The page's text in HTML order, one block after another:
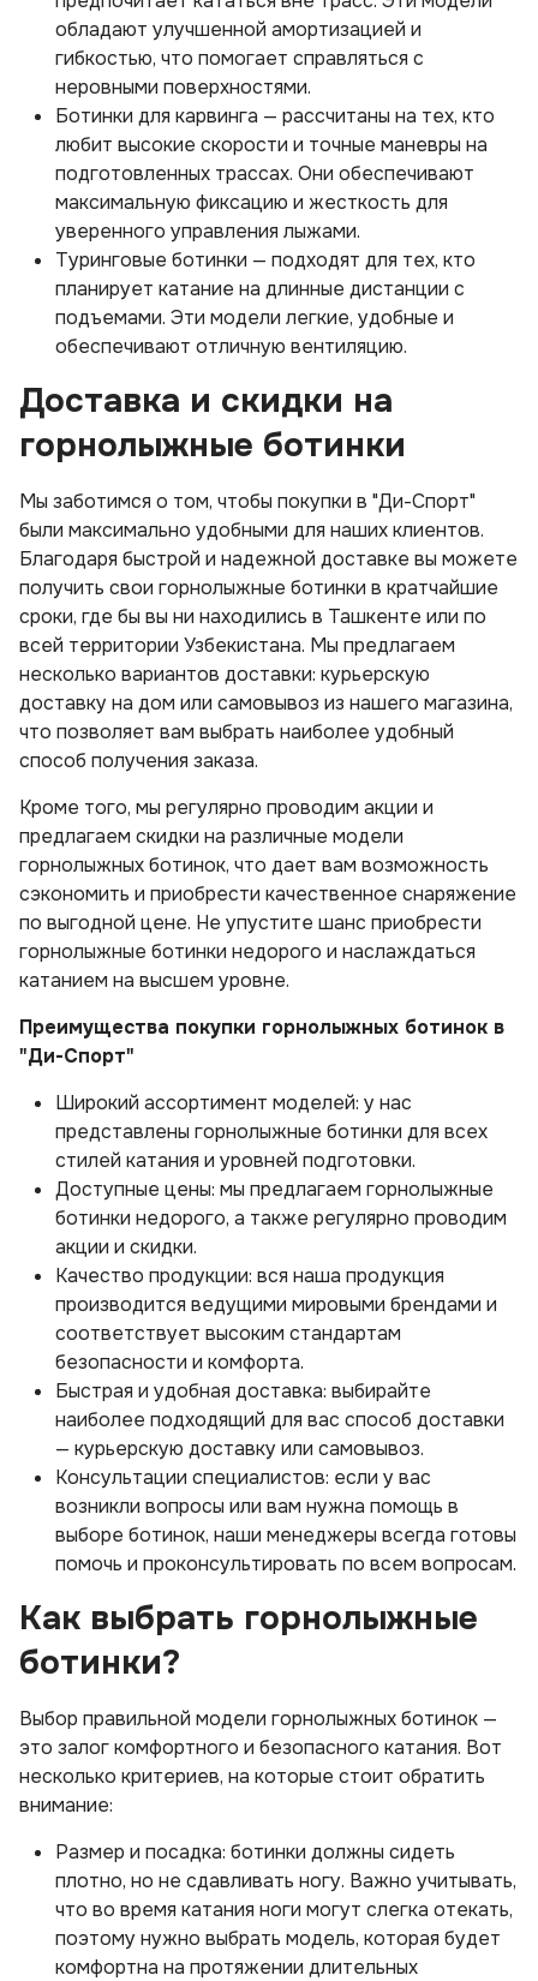
обладают улучшенной амортизацией и
гибкостью, что помогает справляться с
неровными поверхностями.
Ботинки для карвинга — рассчитаны на тех, кто
любит высокие скорости и точные маневры на
подготовленных трассах. Они обеспечивают
максимальную фиксацию и жесткость для
уверенного управления лыжами.
Туринговые ботинки — подходят для тех, кто
планирует катание на длинные дистанции с
подъемами. Эти модели легкие, удобные и
обеспечивают отличную вентиляцию.
Доставка и скидки на
горнолыжные ботинки
Мы заботимся о том, чтобы покупки в "Ди-Спорт"
были максимально удобными для наших клиентов.
Благодаря быстрой и надежной доставке вы можете
получить свои горнолыжные ботинки в кратчайшие
сроки, где бы вы ни находились в Ташкенте или по
всей территории Узбекистана. Мы предлагаем
несколько вариантов доставки: курьерскую
доставку на дом или самовывоз из нашего магазина,
что позволяет вам выбрать наиболее удобный
способ получения заказа.
Кроме того, мы регулярно проводим акции и
предлагаем скидки на различные модели
горнолыжных ботинок, что дает вам возможность
сэкономить и приобрести качественное снаряжение
по выгодной цене. Не упустите шанс приобрести
горнолыжные ботинки недорого и наслаждаться
катанием на высшем уровне.
Преимущества покупки горнолыжных ботинок в
"Ди-Спорт"
Широкий ассортимент моделей: у нас
представлены горнолыжные ботинки для всех
стилей катания и уровней подготовки.
Доступные цены: мы предлагаем горнолыжные
ботинки недорого, а также регулярно проводим
акции и скидки.
Качество продукции: вся наша продукция
производится ведущими мировыми брендами и
соответствует высоким стандартам
безопасности и комфорта.
Быстрая и удобная доставка: выбирайте
наиболее подходящий для вас способ доставки
— курьерскую доставку или самовывоз.
Консультации специалистов: если у вас
возникли вопросы или вам нужна помощь в
выборе ботинок, наши менеджеры всегда готовы
помочь и проконсультировать по всем вопросам.
Как выбрать горнолыжные
ботинки?
Выбор правильной модели горнолыжных ботинок —
это залог комфортного и безопасного катания. Вот
несколько критериев, на которые стоит обратить
внимание:
Размер и посадка: ботинки должны сидеть
плотно, но не сдавливать ногу. Важно учитывать,
что во время катания ноги могут слегка отекать,
поэтому нужно выбрать модель, которая будет
комфортна на протяжении длительных